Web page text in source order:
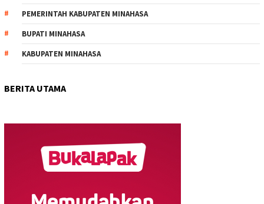
PEMERINTAH KABUPATEN MINAHASA
BUPATI MINAHASA
KABUPATEN MINAHASA
BERITA UTAMA